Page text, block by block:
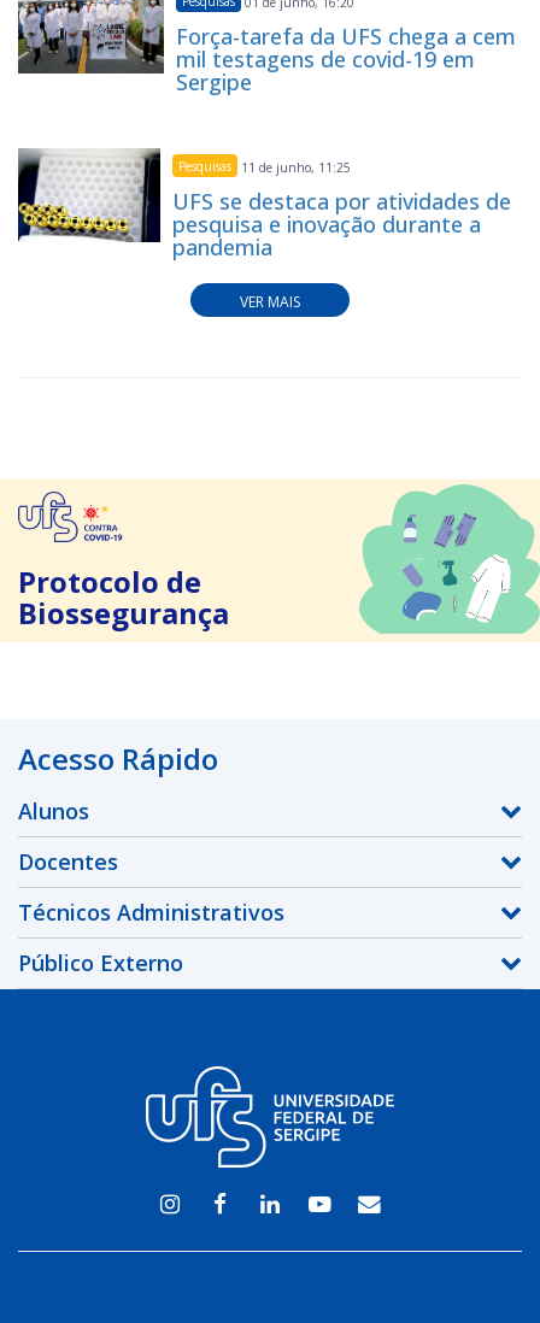
Força-tarefa da UFS chega a cem
mil testagens de covid-19 em
Sergipe
Pesquisas 11 de junho, 11:25
UFS se destaca por atividades de
pesquisa e inovação durante a
pandemia
VER MAIS
Protocolo de
Biossegurança
Acesso Rápido
Alunos
Docentes
Técnicos Administrativos
Público Externo
InstagramFacebook
LinkedinYoutubeWEBMAIL